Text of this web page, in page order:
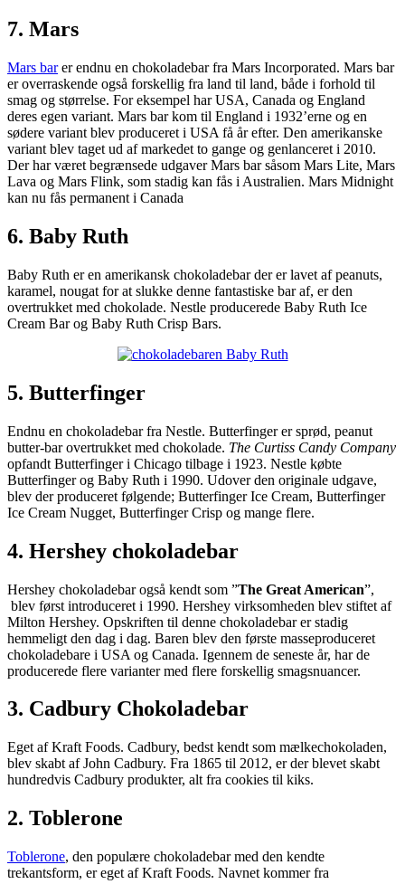
7. Mars
Mars barer endnu en chokoladebar fra Mars Incorporated. Mars bar
er overraskende også forskellig fra land til land, både i forhold til
smag og størrelse. For eksempel har USA, Canada og England
deres egen variant. Mars bar kom til England i 1932’erne og en
sødere variant blev produceret i USA få år efter. Den amerikanske
variant blev taget ud af markedet to gange og genlanceret i 2010.
Der har været begrænsede udgaver Mars bar såsom Mars Lite, Mars
Lava og Mars Flink, som stadig kan fås i Australien. Mars Midnight
kan nu fås permanent i Canada
6. Baby Ruth
Baby Ruth er en amerikansk chokoladebar der er lavet af peanuts,
karamel, nougat for at slukke denne fantastiske bar af, er den
overtrukket med chokolade. Nestle producerede Baby Ruth Ice
Cream Bar og Baby Ruth Crisp Bars.
5. Butterfinger
Endnu en chokoladebar fra Nestle. Butterfinger er sprød, peanut
butter-bar overtrukket med chokolade. The Curtiss Candy Company
opfandt Butterfinger i Chicago tilbage i 1923. Nestle købte
Butterfinger og Baby Ruth i 1990. Udover den originale udgave,
blev der produceret følgende; Butterfinger Ice Cream, Butterfinger
Ice Cream Nugget, Butterfinger Crisp og mange flere.
4. Hershey chokoladebar
Hershey chokoladebar også kendt som ”The Great American”,
blev først introduceret i 1990. Hershey virksomheden blev stiftet af
Milton Hershey. Opskriften til denne chokoladebar er stadig
hemmeligt den dag i dag. Baren blev den første masseproduceret
chokoladebare i USA og Canada. Igennem de seneste år, har de
producerede flere varianter med flere forskellig smagsnuancer.
3. Cadbury Chokoladebar
Eget af Kraft Foods. Cadbury, bedst kendt som mælkechokoladen,
blev skabt af John Cadbury. Fra 1865 til 2012, er der blevet skabt
hundredvis Cadbury produkter, alt fra cookies til kiks.
2. Toblerone
Toblerone, den populære chokoladebar med den kendte
trekantsform, er eget af Kraft Foods. Navnet kommer fra